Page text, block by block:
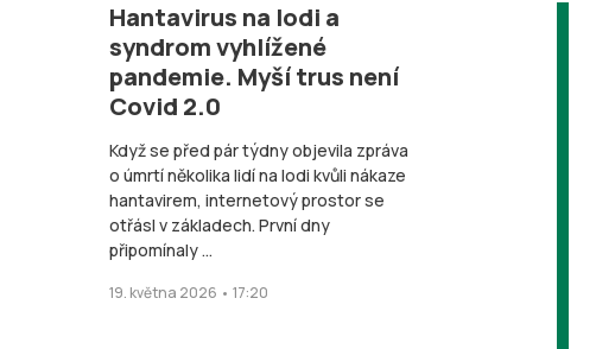
Hantavirus na lodi a
syndrom vyhlížené
pandemie. Myší trus není
Covid 2.0
Když se před pár týdny objevila zpráva
o úmrtí několika lidí na lodi kvůli nákaze
hantavirem, internetový prostor se
otřásl v základech. První dny
připomínaly ...
19. května 2026 • 17:20